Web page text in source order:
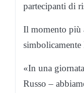
partecipanti di
Il momento più
«In una
Russo –